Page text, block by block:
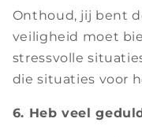
Onthoud, jij bent
veiligheid moet
stressvolle
die situaties voor
6. Heb veel